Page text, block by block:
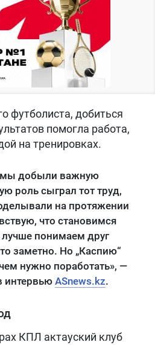
футболиста, добиться
помогла работа,
на тренировках.
мы добыли важную
роль сыграл тот труд,
на протяжении
что становимся
лучше понимаем друг
заметно. Но „Каспию“
нужно поработать», —
интервью ASnews.kz.
КПЛ актауский клуб